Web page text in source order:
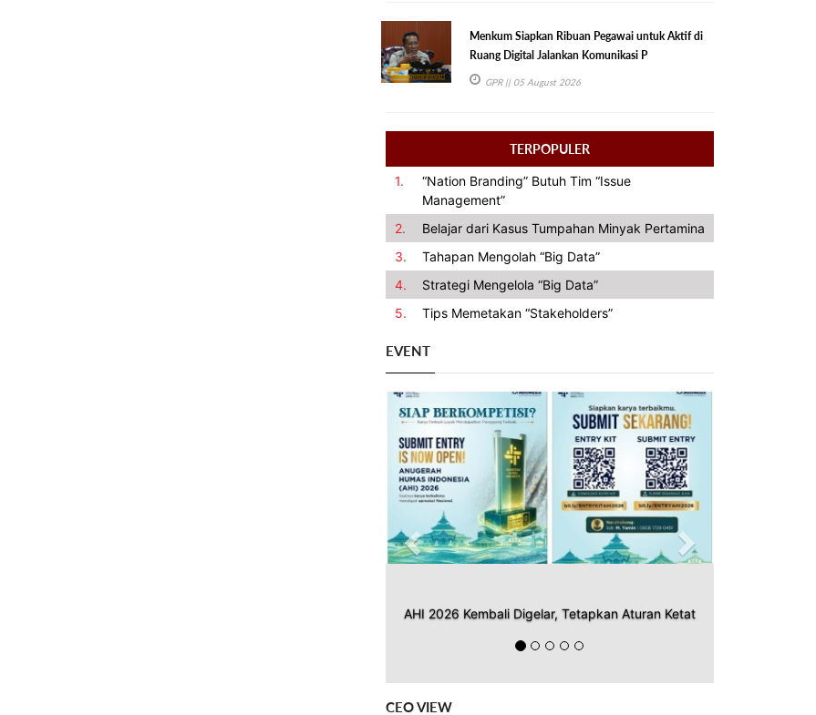
Menkum Siapkan Ribuan Pegawai untuk Aktif di
Ruang Digital Jalankan Komunikasi P
GPR|| 05 August 2026
TERPOPULER
1.
“Nation Branding” Butuh Tim “Issue
Management”
2.
Belajar dari Kasus Tumpahan Minyak Pertamina
3.
Tahapan Mengolah “Big Data”
4.
Strategi Mengelola “Big Data”
5.
Tips Memetakan “Stakeholders”
EVENT
AHI 2026 Kembali Digelar, Tetapkan Aturan Ketat
Previous Next
CEO VIEW